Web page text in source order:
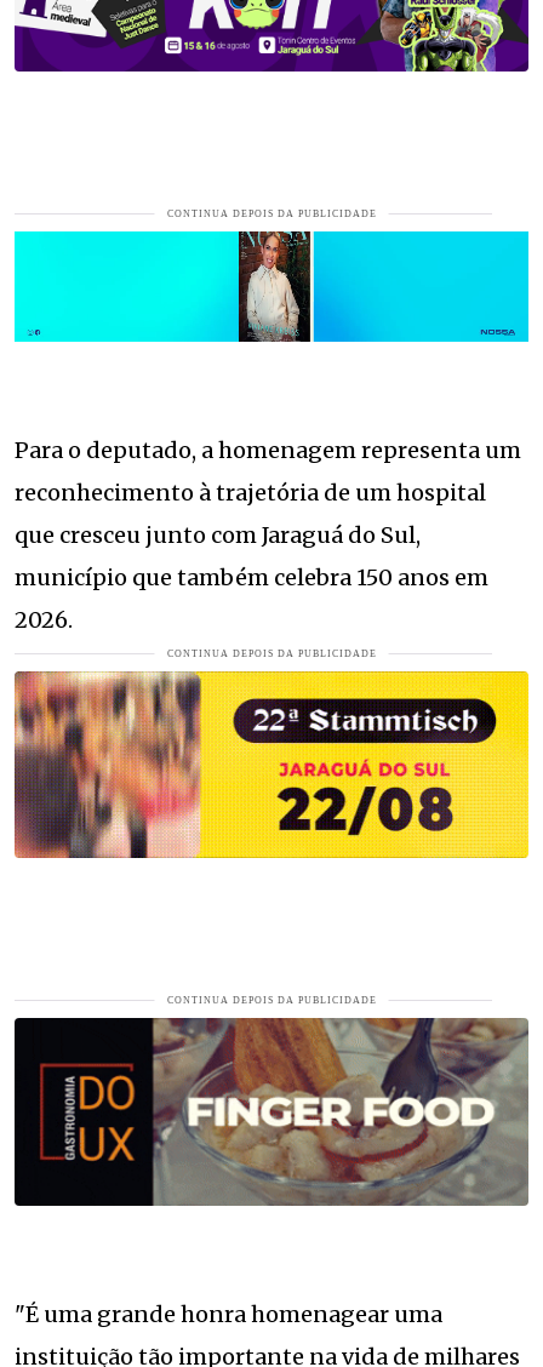
Para o deputado, a homenagem representa um
reconhecimento à trajetória de um hospital
que cresceu junto com Jaraguá do Sul,
município que também celebra 150 anos em
2026.
"É uma grande honra homenagear uma
instituição tão importante na vida de milhares